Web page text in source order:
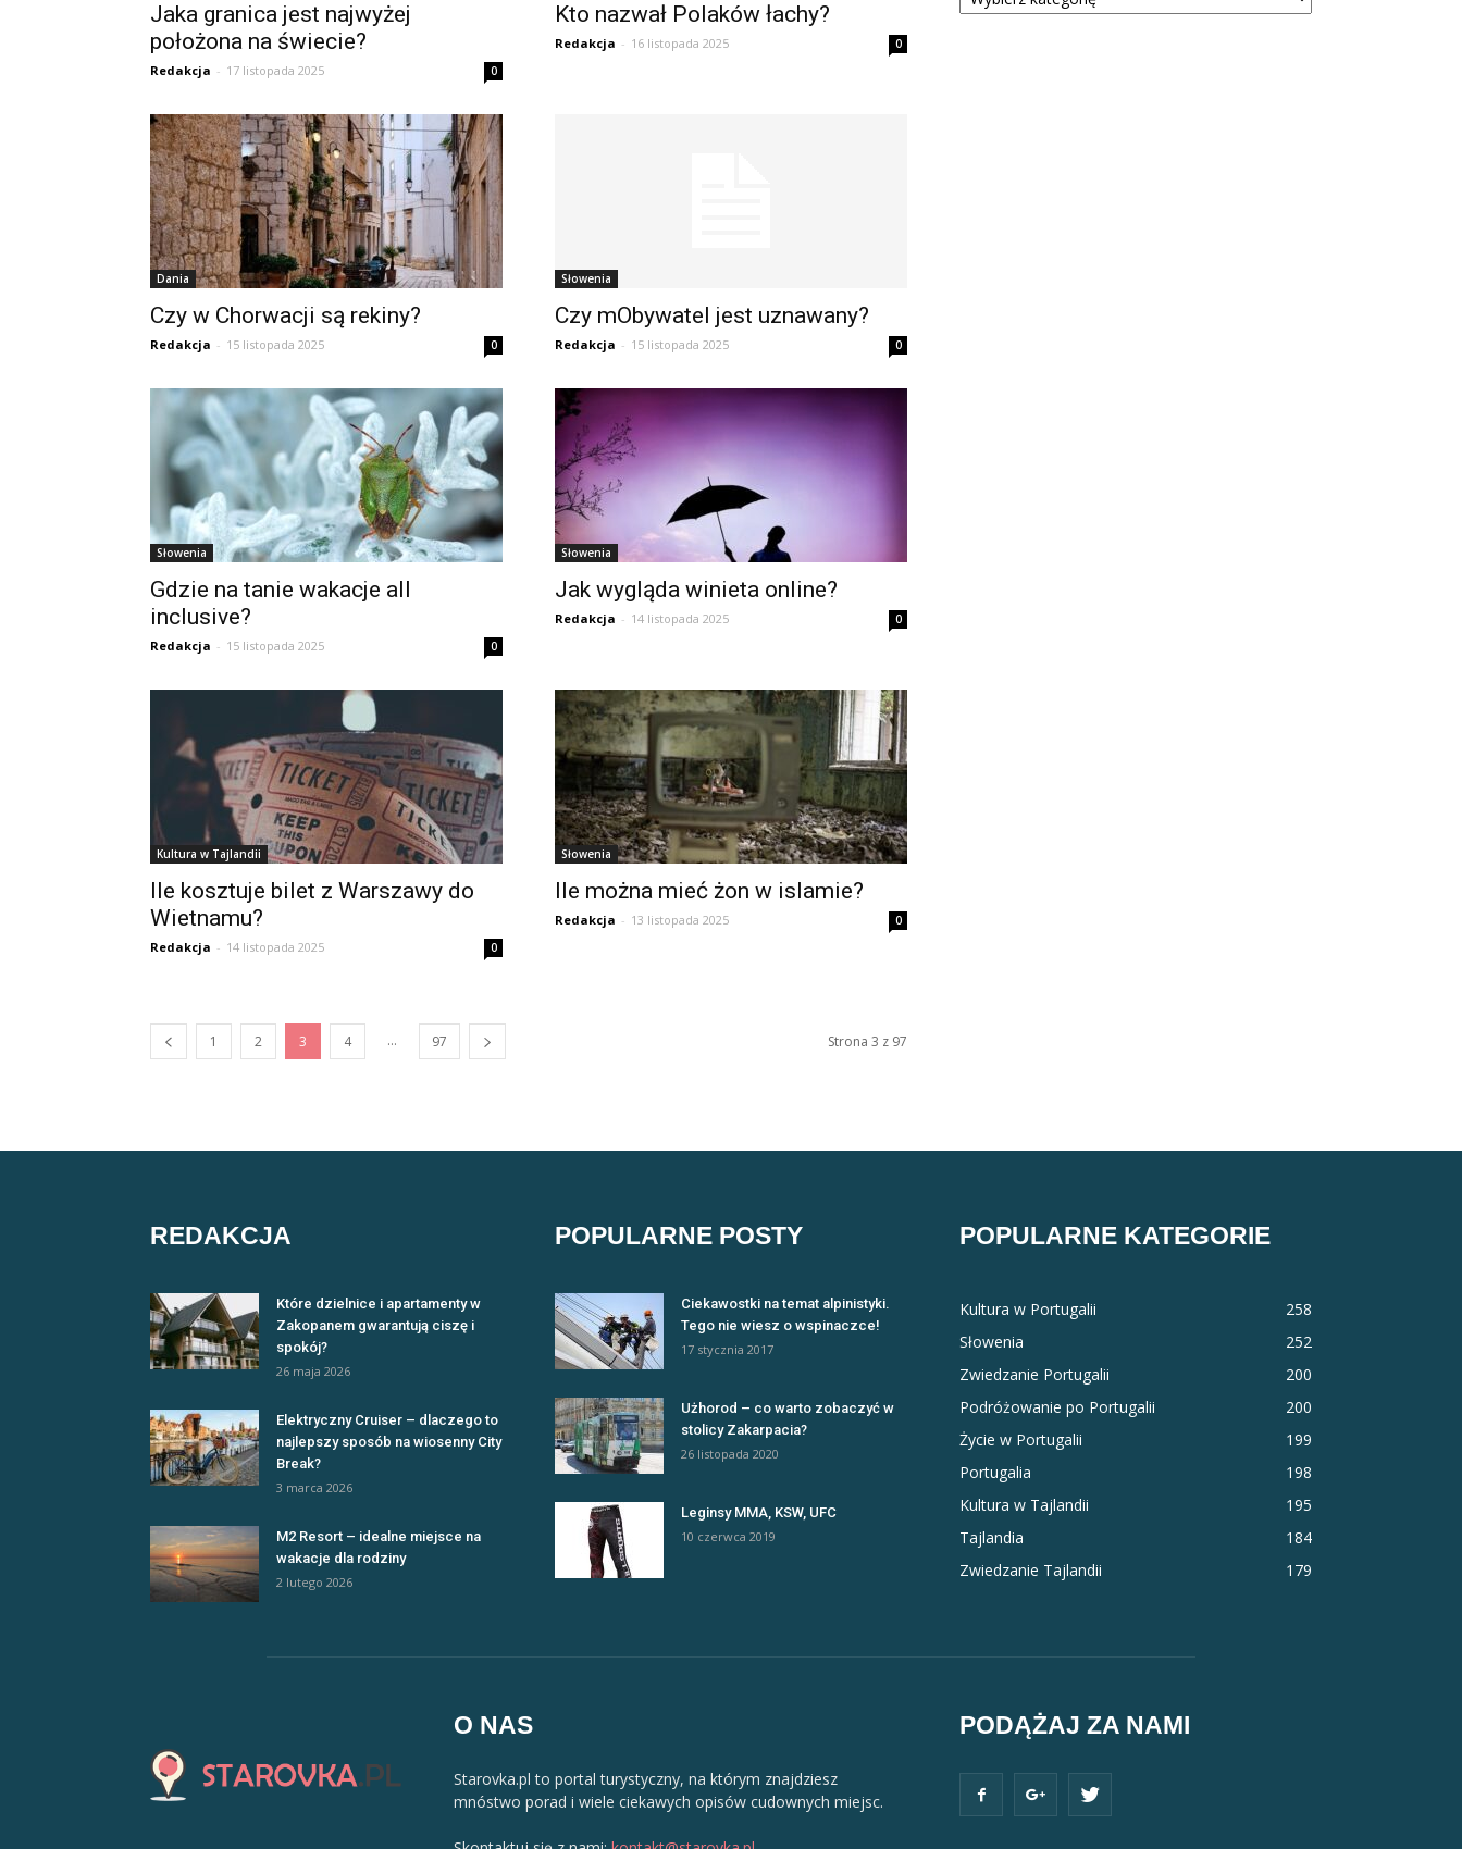
Jaka granica jest najwyżej
położona na świecie?
Redakcja - 17 listopada 2025 0
Kto nazwał Polaków łachy?
Redakcja - 16 listopada 2025 0
Dania
Czy w Chorwacji są rekiny?
Redakcja - 15 listopada 2025 0
Słowenia
Czy mObywatel jest uznawany?
Redakcja - 15 listopada 2025 0
Słowenia
Gdzie na tanie wakacje all
inclusive?
Redakcja - 15 listopada 2025 0
Słowenia
Jak wygląda winieta online?
Redakcja - 14 listopada 2025 0
Kultura w Tajlandii
Ile kosztuje bilet z Warszawy do
Wietnamu?
Redakcja - 14 listopada 2025 0
Słowenia
Ile można mieć żon w islamie?
Redakcja - 13 listopada 2025 0
1 2 3 4 ... 97 Strona 3 z 97
REDAKCJA
Które dzielnice i apartamenty w
Zakopanem gwarantują ciszę i
spokój?
26 maja 2026
Elektryczny Cruiser – dlaczego to
najlepszy sposób na wiosenny City
Break?
3 marca 2026
M2 Resort – idealne miejsce na
wakacje dla rodziny
2 lutego 2026
POPULARNE POSTY
Ciekawostki na temat alpinistyki.
Tego nie wiesz o wspinaczce!
17 stycznia 2017
Użhorod – co warto zobaczyć w
stolicy Zakarpacia?
26 listopada 2020
Leginsy MMA, KSW, UFC
10 czerwca 2019
POPULARNE KATEGORIE
Kultura w Portugalii
258
Słowenia
252
Zwiedzanie Portugalii
200
Podróżowanie po Portugalii
200
Życie w Portugalii
199
Portugalia
198
Kultura w Tajlandii
195
Tajlandia
184
Zwiedzanie Tajlandii
179
O NAS
Starovka.pl to portal turystyczny, na którym znajdziesz
mnóstwo porad i wiele ciekawych opisów cudownych miejsc.
PODĄŻAJ ZA NAMI